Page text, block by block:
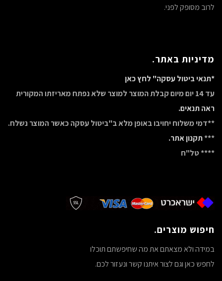
לרוב מסופק לפני.
מדיניות באתר.
*תנאי ביטול עסקה" לחץ כאן
עד 14 יום מיום קבלת המוצר למוצר שלא נפתח מאריזתו המקורית
ראה תנאים.
**דמי משלוח יחויבו באופן מלא ב"ביטול עסקה כאשר המוצר נשלח.
***תקנון אתר.
**** טל"ח
חיפוש מוצרים.
במידה ולא מצאתם את מה שחיפשתם תוכלו
לחפש כאן וגם לצור איתנו קשר ונעזור לכם.